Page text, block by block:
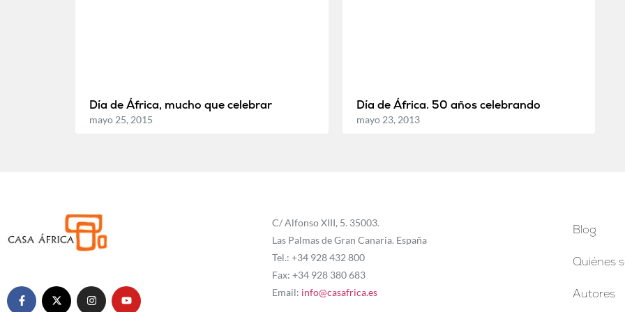
Día de África, mucho que celebrar
mayo 25, 2015
Día de África. 50 años celebrando
mayo 23, 2013
C/ Alfonso XIII, 5. 35003.
Las Palmas de Gran Canaria. España
Tel.: +34 928 432 800
Fax: +34 928 380 683
Email: info@casafrica.es
Blog
Quiénes
Autores